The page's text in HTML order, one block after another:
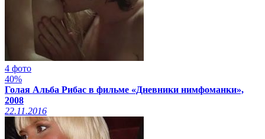
4 фото
40%
Голая Альба Рибас в фильме «Дневники нимфоманки»,
2008
22.11.2016